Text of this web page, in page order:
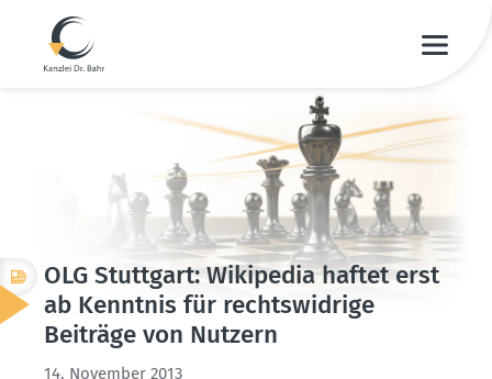
OLG Stuttgart: Wikipedia haftet erst
ab Kenntnis für rechts­widrige
Beiträge von Nutzern
14. November 2013